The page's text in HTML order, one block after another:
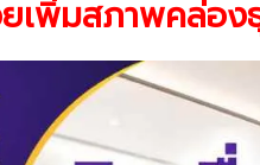
ยเพิ่มสภาพคล่อ